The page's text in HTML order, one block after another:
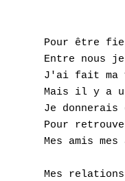
Pour être
Entre nous
J'ai fait ma
Mais il y a
Je
Pour
Mes amis mes
Mes